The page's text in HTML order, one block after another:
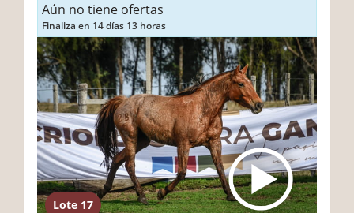
Aún no tiene ofertas
Finaliza en 14 días 13 horas
Lote 17